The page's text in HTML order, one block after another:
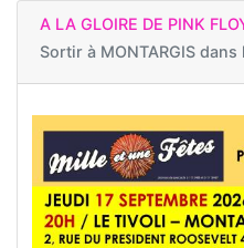
A LA GLOIRE DE PINK
Sortir à MONTARGIS